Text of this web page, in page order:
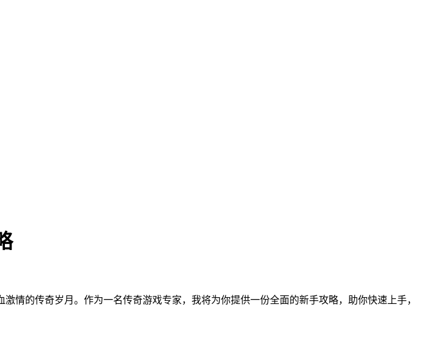
情的传奇岁月。作为一名传奇游戏专家，我将为你提供一份全面的新手攻略，助你快速上手，